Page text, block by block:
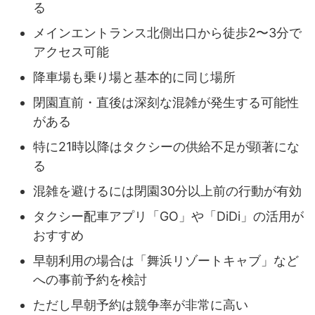
る
メインエントランス北側出口から徒歩2〜3分で
アクセス可能
降車場も乗り場と基本的に同じ場所
閉園直前・直後は深刻な混雑が発生する可能性
がある
特に21時以降はタクシーの供給不足が顕著にな
る
混雑を避けるには閉園30分以上前の行動が有効
タクシー配車アプリ「GO」や「DiDi」の活用が
おすすめ
早朝利用の場合は「舞浜リゾートキャブ」など
への事前予約を検討
ただし早朝予約は競争率が非常に高い